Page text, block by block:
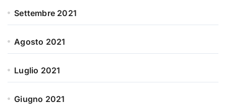
Settembre 2021
Agosto 2021
Luglio 2021
Giugno 2021